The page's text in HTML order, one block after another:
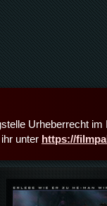
Urheberrecht im
unter https://
Details,Play